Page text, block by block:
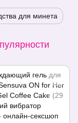
для минета